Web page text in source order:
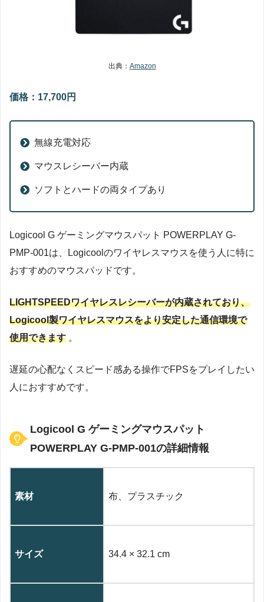
出典： Amazon
価格：17,700円
無線充電対応
マウスレシーバー内蔵
ソフトとハードの両タイプあり
Logicool G ゲーミングマウスパット POWERPLAY G-
PMP-001は、Logicoolのワイヤレスマウスを使う人に特に
おすすめのマウスパッドです。
LIGHTSPEEDワイヤレスレシーバーが内蔵されており、
Logicool製ワイヤレスマウスをより安定した通信環境で
使用できます 。
遅延の心配なくスピード感ある操作でFPSをプレイしたい
人におすすめです。
Logicool G ゲーミングマウスパット
POWERPLAY G-PMP-001の詳細情報
素材 布、プラスチック
サイズ 34.4 × 32.1 cm